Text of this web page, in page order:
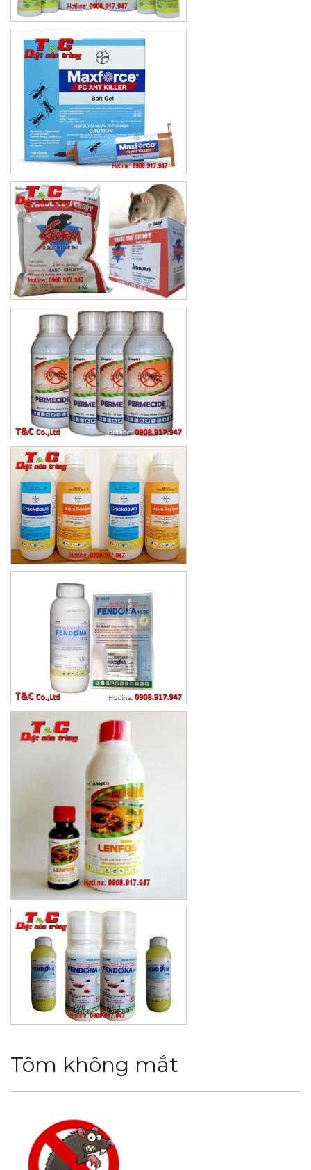
Tôm không mắt